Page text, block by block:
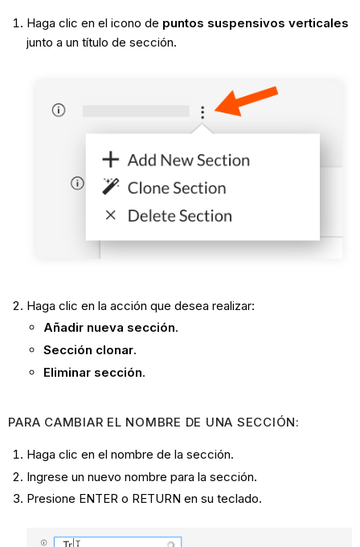
Haga clic en el icono de puntos suspensivos verticales
junto a un título de sección.
Haga clic en la acción que desea realizar:
Añadir nueva sección.
Sección clonar.
Eliminar sección.
PARA CAMBIAR EL NOMBRE DE UNA SECCIÓN:
Haga clic en el nombre de la sección.
Ingrese un nuevo nombre para la sección.
Presione ENTER o RETURN en su teclado.